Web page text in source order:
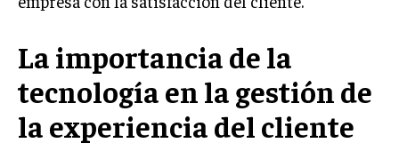
GOBIERNO CORPORATIVO
NEGOCIOS
ESTRATEGIAS DE NEGOCIOS
MARKETING B2B
MARKETING B2C
La importancia de la
tecnología en la gestión de
la experiencia del cliente